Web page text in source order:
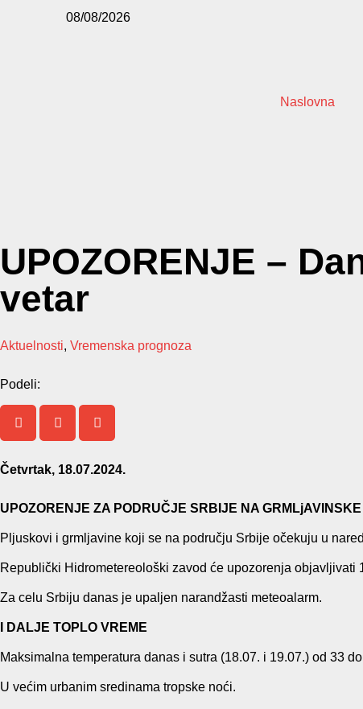
08/08/2026
Naslovna
UPOZORENJE –
vetar
Aktuelnosti, Vremenska prognoza
Podeli:
Četvrtak, 18.07.2024.
UPOZORENJE ZA PODRUČJE SRBIJE NA
Plјuskovi i grmlјavine koji se na području Srbije očekuju u
Republički Hidrometereološki zavod će upozorenja objavljivati
Za celu Srbiju danas je upaljen narandžasti meteoalarm.
I DALJE TOPLO VREME
Maksimalna temperatura danas i sutra (18.07. i 19.07.) od 33
U većim urbanim sredinama tropske noći.